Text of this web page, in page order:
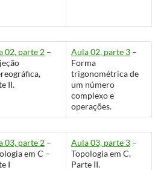
02, parte 2 –
II.
Aula 02, parte 3 –
Forma
trigonométrica de
um número
complexo e
operações.
03, parte 2 –
em C –
I
Aula 03, parte 3 –
Topologia em C,
Parte II.